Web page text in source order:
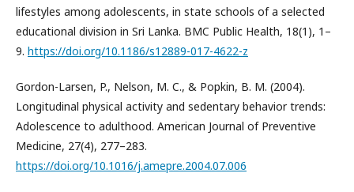
lifestyles among adolescents, in state schools of a selected
educational division in Sri Lanka. BMC Public Health, 18(1), 1–
9. https://doi.org/10.1186/s12889-017-4622-z
Gordon-Larsen, P., Nelson, M. C., & Popkin, B. M. (2004).
Longitudinal physical activity and sedentary behavior trends:
Adolescence to adulthood. American Journal of Preventive
Medicine, 27(4), 277–283.
https://doi.org/10.1016/j.amepre.2004.07.006